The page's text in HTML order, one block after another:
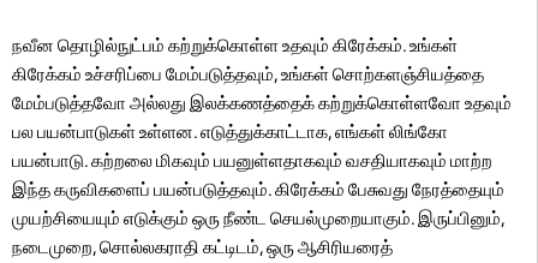
நவீன தொழில்நுட்பம் கற்றுக்கொள்ள உதவும் கிரேக்கம். உங்கள்
கிரேக்கம் உச்சரிப்பை மேம்படுத்தவும், உங்கள் சொற்களஞ்சியத்தை
மேம்படுத்தவோ அல்லது இலக்கணத்தைக் கற்றுக்கொள்ளவோ ​​உதவும்
பல பயன்பாடுகள் உள்ளன. எடுத்துக்காட்டாக, எங்கள் லிங்கோ
பயன்பாடு. கற்றலை மிகவும் பயனுள்ளதாகவும் வசதியாகவும் மாற்ற
இந்த கருவிகளைப் பயன்படுத்தவும். கிரேக்கம் பேசுவது நேரத்தையும்
முயற்சியையும் எடுக்கும் ஒரு நீண்ட செயல்முறையாகும். இருப்பினும்,
நடைமுறை, சொல்லகராதி கட்டிடம், ஒரு ஆசிரியரைத்